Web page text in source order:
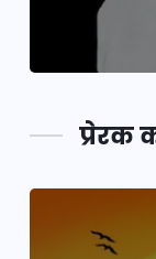
प्रेरक